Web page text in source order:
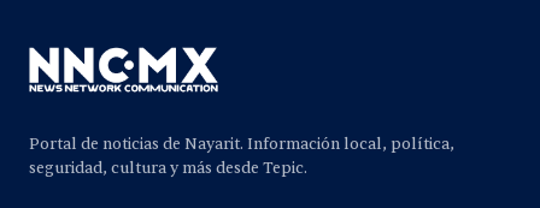
Portal de noticias de Nayarit. Información local, política,
seguridad, cultura y más desde Tepic.